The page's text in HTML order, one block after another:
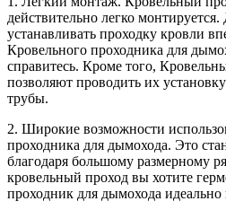
действительно легко
устанавливать проходку кровли
Кровельного проходника для
справитесь. Кроме того,
позволяют проводить их
трубы.
2. Широкие возможности
проходника для дымохода. Это
благодаря большому размерному
кровельный проход вы хотите
проходник для дымохода идеально